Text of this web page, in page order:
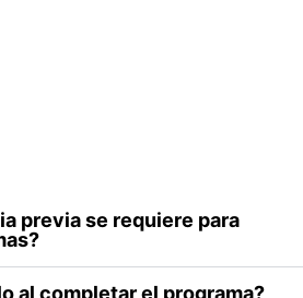
previa se requiere para
al completar el programa?